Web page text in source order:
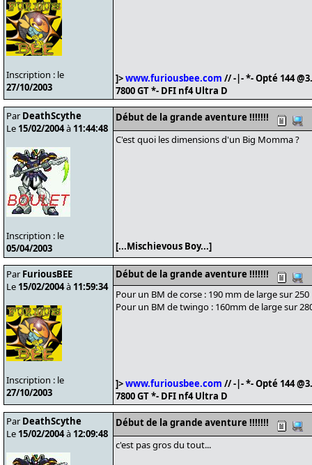
Inscription : le
27/10/2003
]>www.furiousbee.com // -|- *- Opté 144
7800 GT *- DFI nf4 Ultra D
Par DeathScythe
Le 15/02/2004à 11:44:48
Inscription : le
05/04/2003
Début de la grande aventure !!!!!!!
C'est quoi les dimensions d'un Big Momma ?
[...Mischievous Boy...]
Par FuriousBEE
Le 15/02/2004à 11:59:34
Inscription : le
27/10/2003
Début de la grande aventure !!!!!!!
Pour un BM de corse : 190 mm de large sur
Pour un BM de twingo : 160mm de large sur
]>www.furiousbee.com // -|- *- Opté 144
7800 GT *- DFI nf4 Ultra D
Par DeathScythe
Le 15/02/2004à 12:09:48
Début de la grande aventure !!!!!!!
c'est pas gros du tout...